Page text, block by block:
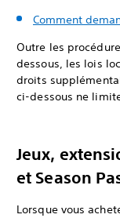
Comment
Outre les
dessous, les lois
droits
ci-dessous ne
Jeux,
et Season
Lorsque vous